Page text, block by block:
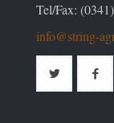
Tel/Fax:
info@string-